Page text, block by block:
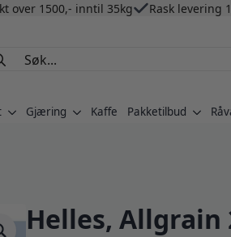
over 1500,- inntil 35kg Rask levering
Gjæring Kaffe Pakketilbud
Helles, Allgrain